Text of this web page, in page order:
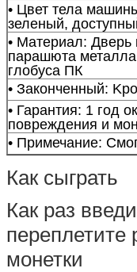
• Цвет тела
зеленый,
• Материал: Дверь
парашюта
глобуса ПК
• Законченный:
• Гарантия: 1 год
повреждения и
• Примечание:
Как сыграть
Как раз
переплетите
монетки